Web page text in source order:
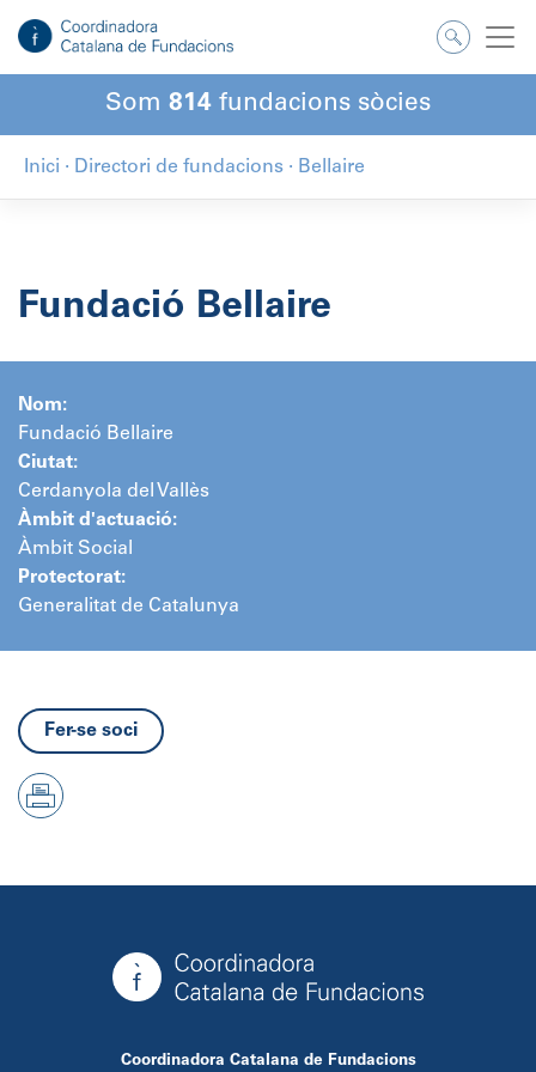
contingut
Som 814 fundacions sòcies
Inici · Directori de fundacions · Bellaire
Fundació Bellaire
Nom:
Fundació Bellaire
Ciutat:
Cerdanyola del Vallès
Àmbit d'actuació:
Àmbit Social
Protectorat:
Generalitat de Catalunya
Fer-se soci
Coordinadora Catalana de Fundacions